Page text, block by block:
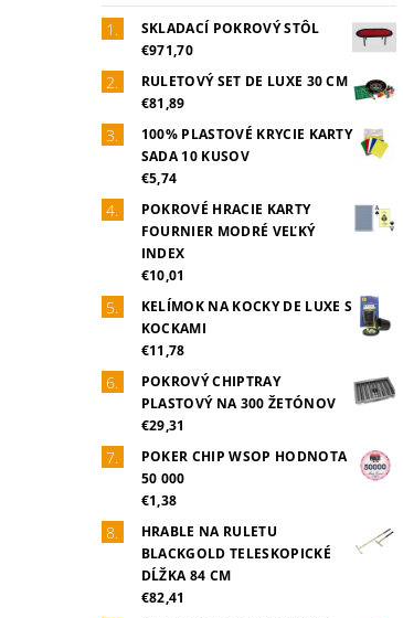
SKLADACÍ POKROVÝ STÔL
€971,70
RULETOVÝ SET DE LUXE 30 CM
€81,89
100% PLASTOVÉ KRYCIE KARTY
SADA 10 KUSOV
€5,74
POKROVÉ HRACIE KARTY
FOURNIER MODRÉ VEĽKÝ
INDEX
€10,01
KELÍMOK NA KOCKY DE LUXE S
KOCKAMI
€11,78
POKROVÝ CHIPTRAY
PLASTOVÝ NA 300 ŽETÓNOV
€29,31
POKER CHIP WSOP HODNOTA
50 000
€1,38
HRABLE NA RULETU
BLACKGOLD TELESKOPICKÉ
DĹŽKA 84 CM
€82,41